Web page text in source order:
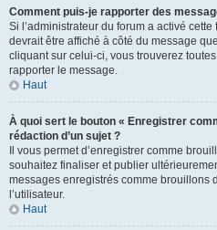
Comment puis-je rapporter des
Si l’administrateur du forum a activé
devrait être affiché à côté du message
cliquant sur celui-ci, vous trouverez
rapporter le message.
Haut
À quoi sert le bouton « Enregistrer
rédaction d’un sujet ?
Il vous permet d’enregistrer comme
souhaitez finaliser et publier
messages enregistrés comme brouillons
l’utilisateur.
Haut